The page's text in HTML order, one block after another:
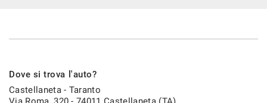
Dove si trova l'auto?
Castellaneta - Taranto